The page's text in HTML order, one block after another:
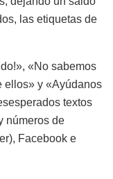
las etiquetas de
«No sabemos
ellos» y «Ayúdanos
textos
números de
Facebook e